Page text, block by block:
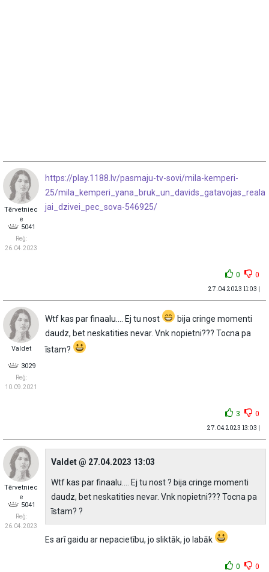
Tērvetniec
e
5041
Reģ:
26.04.2023
https://play.1188.lv/pasmaju-tv-sovi/mila-kemperi-
25/mila_kemperi_yana_bruk_un_davids_gatavojas_reala
jai_dzivei_pec_sova-546925/
0 0
27.04.2023 11:03 |
Valdet
3029
Reģ:
10.09.2021
Wtf kas par finaalu…. Ej tu nost
bija cringe momenti
daudz, bet neskatities nevar. Vnk nopietni??? Tocna pa
īstam?
3 0
27.04.2023 13:03 |
Tērvetniec
e
5041
Reģ:
26.04.2023
Valdet @ 27.04.2023 13:03
Wtf kas par finaalu…. Ej tu nost ? bija cringe momenti
daudz, bet neskatities nevar. Vnk nopietni??? Tocna pa
īstam? ?
Es arī gaidu ar nepacietību, jo sliktāk, jo labāk
0 0